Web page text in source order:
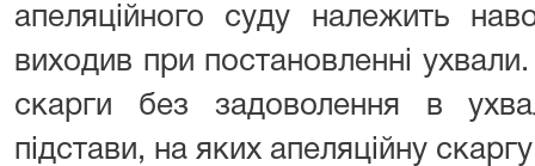
апеляційного суду належить
виходив при постановленні
скарги без задоволення в
підстави, на яких апеляційну